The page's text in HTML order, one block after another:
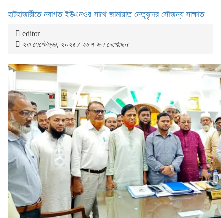
হাটহাজারীতে নবাগত ইউএনওর সাথে জামায়াত নেতৃবৃন্দের সৌজন্য সাক্ষাত
editor
২৩ সেপ্টেম্বর, ২০২৫ / ২৮৭ জন দেখেছেন